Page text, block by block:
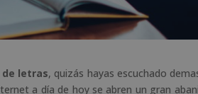
letras, quizás hayas escuchado
a día de hoy se abren un gran